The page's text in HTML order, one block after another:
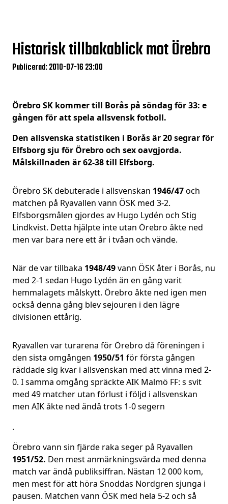
Historisk tillbakablick mot Örebro
Publicerad: 2010-07-16 23:00
Örebro SK kommer till Borås på söndag för 33: e
gången för att spela allsvensk fotboll.
Den allsvenska statistiken i Borås är 20 segrar för
Elfsborg sju för Örebro och sex oavgjorda.
Målskillnaden är 62-38 till Elfsborg.
Örebro SK debuterade i allsvenskan 1946/47och
matchen på Ryavallen vann ÖSK med 3-2.
Elfsborgsmålen gjordes av Hugo Lydén och Stig
Lindkvist. Detta hjälpte inte utan Örebro åkte ned
men var bara nere ett år i tvåan och vände.
När de var tillbaka 1948/49vann ÖSK åter i Borås, nu
med 2-1 sedan Hugo Lydén än en gång varit
hemmalagets målskytt. Örebro åkte ned igen men
också denna gång blev sejouren i den lägre
divisionen ettårig.
Ryavallen var turarena för Örebro då föreningen i
den sista omgången 1950/51 för första gången
räddade sig kvar i allsvenskan med att vinna med 2-
0. I samma omgång spräckte AIK Malmö FF: s svit
med 49 matcher utan förlust i följd i allsvenskan
men AIK åkte ned ändå trots 1-0 segern
.
Örebro vann sin fjärde raka seger på Ryavallen
1951/52. Den mest anmärkningsvärda med denna
match var ändå publiksiffran. Nästan 12 000 kom,
men mest för att höra Snoddas Nordgren sjunga i
pausen. Matchen vann ÖSK med hela 5-2 och så